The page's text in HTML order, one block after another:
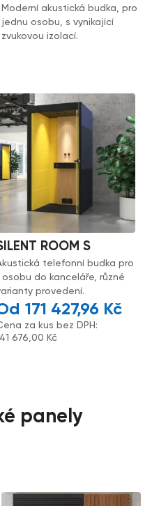
Moderní akustická budka, pro
jednu osobu, s vynikající
zvukovou izolací.
ROOM S
telefonní budka pro
osobu do kanceláře, různé
provedení.
171 427,96 Kč
za kus bez DPH:
676,00 Kč
panely